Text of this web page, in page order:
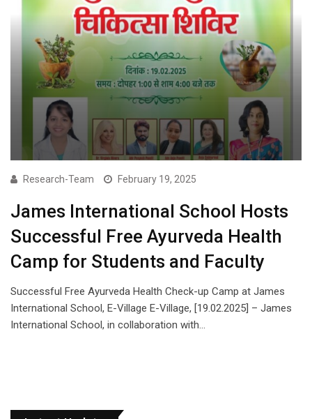
Research-Team February 19, 2025
James International School Hosts
Successful Free Ayurveda Health
Camp for Students and Faculty
Successful Free Ayurveda Health Check-up Camp at James
International School, E-Village E-Village, [19.02.2025] – James
International School, in collaboration with…